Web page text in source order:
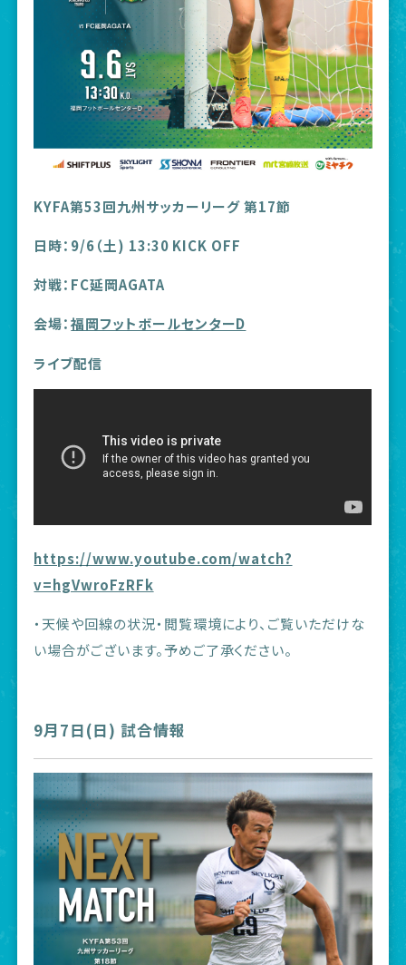
KYFA第53回九州サッカーリーグ 第17節
日時：9/6（土) 13:30 KICK OFF
対戦：FC延岡AGATA
会場：福岡フットボールセンターD
ライブ配信
https://www.youtube.com/watch?
v=hgVwroFzRFk
・天候や回線の状況・閲覧環境により、ご覧いただけな
い場合がございます。予めご了承ください。
9月7日(日) 試合情報